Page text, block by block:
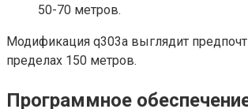
50-70 метров.
Модификация q303a выглядит
пределах 150 метров.
Программное